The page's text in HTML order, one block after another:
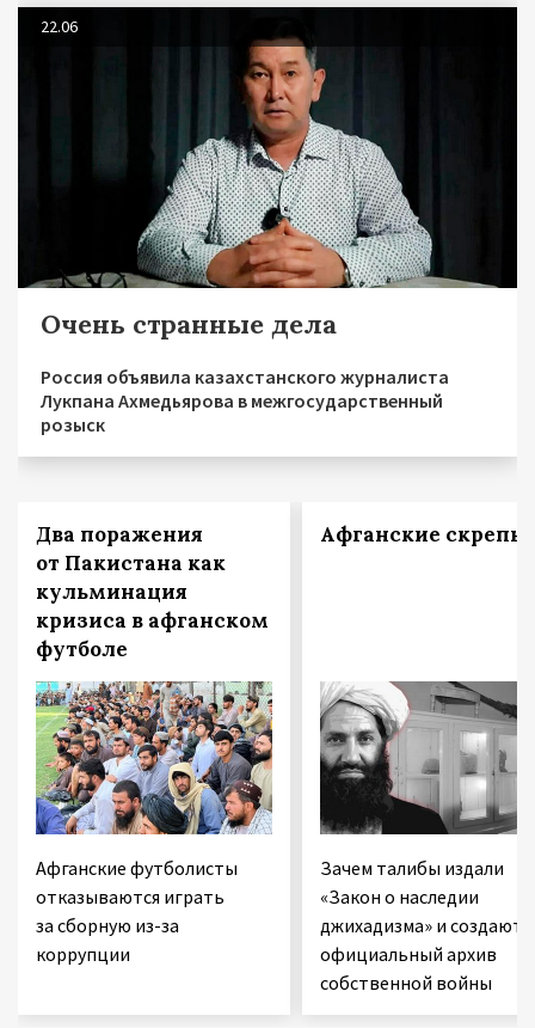
22.06
Очень странные дела
Россия объявила казахстанского журналиста
Лукпана Ахмедьярова в межгосударственный
розыск
Два поражения
от Пакистана как
кульминация
кризиса в афганском
футболе
Афганские футболисты
отказываются играть
за сборную из-за
коррупции
Афганские скрепы
Зачем талибы издали
«Закон о наследии
джихадизма» и создают
официальный архив
собственной войны